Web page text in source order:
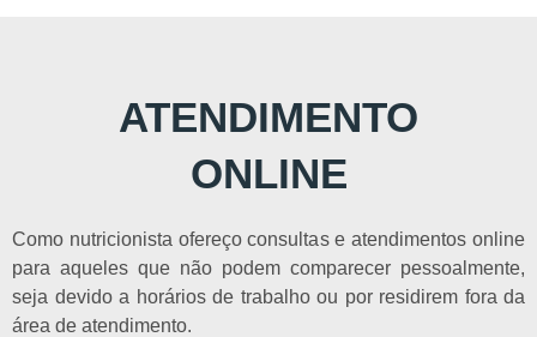
ATENDIMENTO
ONLINE
Como nutricionista ofereço consultas e atendimentos online
para aqueles que não podem comparecer pessoalmente,
seja devido a horários de trabalho ou por residirem fora da
área de atendimento.